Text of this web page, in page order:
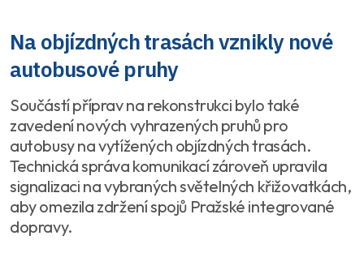
Na objízdných trasách vznikly nové
autobusové pruhy
Součástí příprav na rekonstrukci bylo také
zavedení nových vyhrazených pruhů pro
autobusy na vytížených objízdných trasách.
Technická správa komunikací zároveň upravila
signalizaci na vybraných světelných křižovatkách,
aby omezila zdržení spojů Pražské integrované
dopravy.